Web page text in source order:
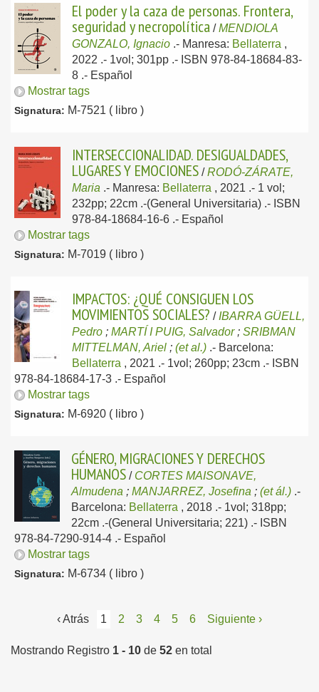
El poder y la caza de personas. Frontera,
seguridad y necropolítica /MENDIOLA
GONZALO, Ignacio .- Manresa: Bellaterra ,
2022 .- 1vol; 301pp .- ISBN 978-84-18684-83-
8 .- Español
Mostrar tags
Signatura: M-7521 ( libro )
INTERSECCIONALIDAD. DESIGUALDADES,
LUGARES Y EMOCIONES /RODÓ-ZÁRATE,
Maria .- Manresa: Bellaterra , 2021 .- 1 vol;
232pp; 22cm .-(General Universitaria) .- ISBN
978-84-18684-16-6 .- Español
Mostrar tags
Signatura: M-7019 ( libro )
IMPACTOS: ¿QUÉ CONSIGUEN LOS
MOVIMIENTOS SOCIALES? / IBARRA GÜELL,
Pedro ; MARTÍ I PUIG, Salvador; SRIBMAN
MITTELMAN, Ariel ; (et al.) .- Barcelona:
Bellaterra , 2021 .- 1vol; 260pp; 23cm .- ISBN
978-84-18684-17-3 .- Español
Mostrar tags
Signatura: M-6920 ( libro )
GÉNERO, MIGRACIONES Y DERECHOS
HUMANOS / CORTES MAISONAVE,
Almudena ; MANJARREZ, Josefina ; (et ál.) .-
Barcelona: Bellaterra , 2018 .- 1vol; 318pp;
22cm .-(General Universitaria; 221) .- ISBN
978-84-7290-914-4 .- Español
Mostrar tags
Signatura: M-6734 ( libro )
‹ Atrás 1 2 3 4 5 6 Siguiente ›
Mostrando Registro 1 - 10 de 52 en total